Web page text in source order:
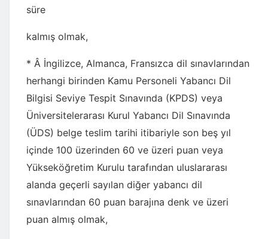
süre
kalmış olmak,
* Â İngilizce, Almanca, Fransızca dil sınavlarından
herhangi birinden Kamu Personeli Yabancı Dil
Bilgisi Seviye Tespit Sınavında (KPDS) veya
Üniversitelerarası Kurul Yabancı Dil Sınavında
(ÜDS) belge teslim tarihi itibariyle son beş yıl
içinde 100 üzerinden 60 ve üzeri puan veya
Yükseköğretim Kurulu tarafından uluslararası
alanda geçerli sayılan diğer yabancı dil
sınavlarından 60 puan barajına denk ve üzeri
puan almış olmak,